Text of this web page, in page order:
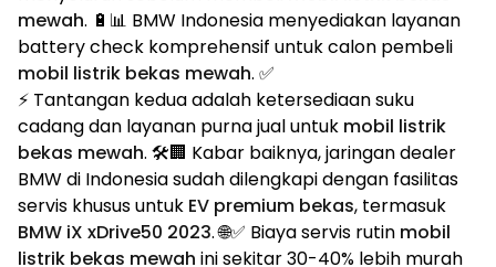
mewah. 🔋📊 BMW Indonesia menyediakan layanan
battery check komprehensif untuk calon pembeli
mobil listrik bekas mewah. ✅
⚡ Tantangan kedua adalah ketersediaan suku
cadang dan layanan purna jual untuk mobil listrik
bekas mewah. 🛠️🏢 Kabar baiknya, jaringan dealer
BMW di Indonesia sudah dilengkapi dengan fasilitas
servis khusus untuk EV premium bekas, termasuk
BMW iX xDrive50 2023. 🌐✅ Biaya servis rutin mobil
listrik bekas mewah ini sekitar 30-40% lebih murah